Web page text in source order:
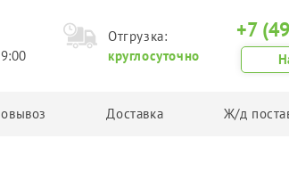
Отгрузка:
круглосуточно
+7
Доставка Ж/д